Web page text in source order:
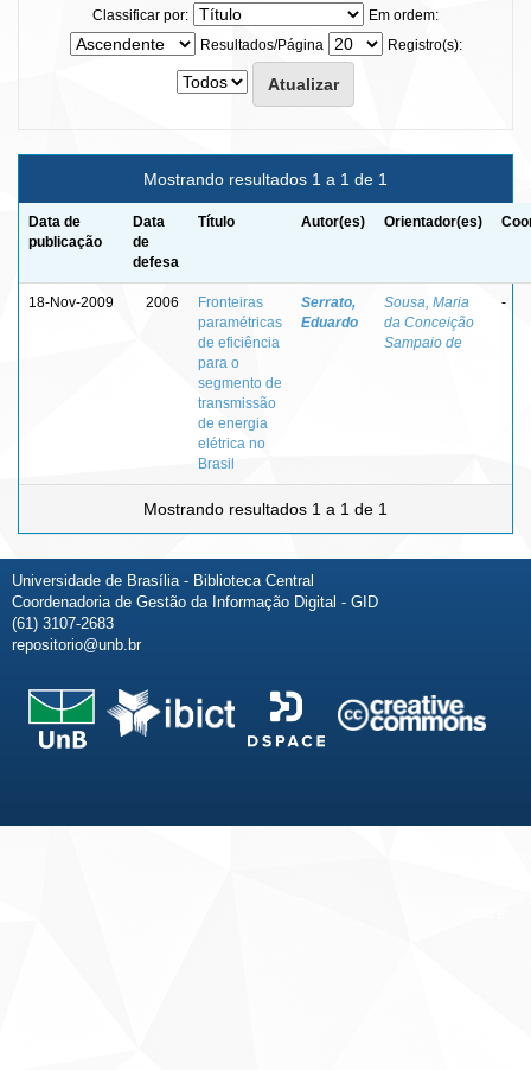
Classificar por:
Em ordem:
Resultados/Página
Registro(s):
Mostrando resultados 1 a 1 de 1
Data de
publicação
Data
de
defesa
Título Autor(es) Orientador(es)
18-Nov-2009 2006
Fronteiras
paramétricas
de eficiência
para o
segmento de
transmissão
de energia
elétrica no
Brasil
Serrato,
Eduardo
Sousa, Maria
da Conceição
Sampaio de
-
Mostrando resultados 1 a 1 de 1
Universidade de Brasília - Biblioteca Central
Coordenadoria de Gestão da Informação Digital - GID
(61) 3107-2683
repositorio@unb.br